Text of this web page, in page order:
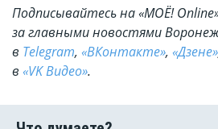
Подписывайтесь на «МОЁ!
за главными новостями
в Telegram, «ВКонтакте», «Дзене»
в «VK Видео».